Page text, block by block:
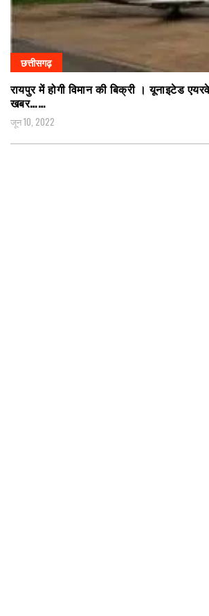
छत्तीसगढ़
रायपुर में होगी विमान की बिक्री । यूनाइटेड
खबर……
जून 10, 2022